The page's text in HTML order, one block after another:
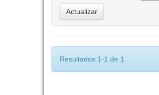
Resultados 1-1 de 1.